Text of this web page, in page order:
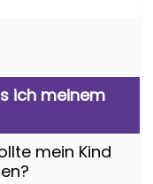
ich meinem
mein Kind